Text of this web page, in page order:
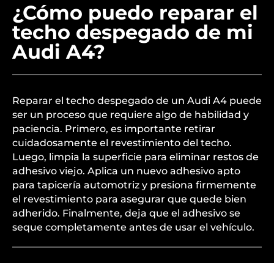
¿Cómo puedo reparar el
techo despegado de mi
Audi A4?
Reparar el techo despegado de un Audi A4 puede
ser un proceso que requiere algo de habilidad y
paciencia. Primero, es importante retirar
cuidadosamente el revestimiento del techo.
Luego, limpia la superficie para eliminar restos de
adhesivo viejo. Aplica un nuevo adhesivo apto
para tapicería automotriz y presiona firmemente
el revestimiento para asegurar que quede bien
adherido. Finalmente, deja que el adhesivo se
seque completamente antes de usar el vehículo.